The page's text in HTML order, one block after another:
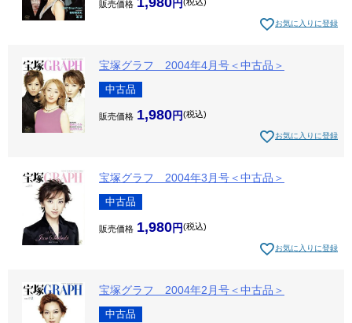
販売価格
お気に入りに登録
宝塚グラフ 2004年4月号＜中古品＞
中古品
販売価格 1,980 税込
お気に入りに登録
宝塚グラフ 2004年3月号＜中古品＞
中古品
販売価格 1,980 税込
お気に入りに登録
宝塚グラフ 2004年2月号＜中古品＞
中古品